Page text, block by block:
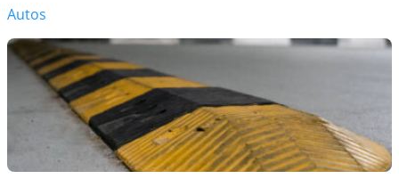
Autos